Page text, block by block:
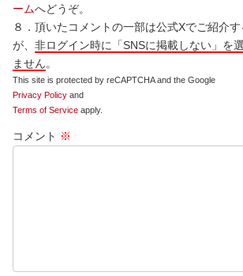
ームへどうぞ。
８．頂いたコメントの一部は公式Xでご紹介
が、 非ログイン時に「SNSに掲載しない」を
ません。
This site is protected by reCAPTCHA and the Google
Privacy Policy and
Terms of Service apply.
コメント ※